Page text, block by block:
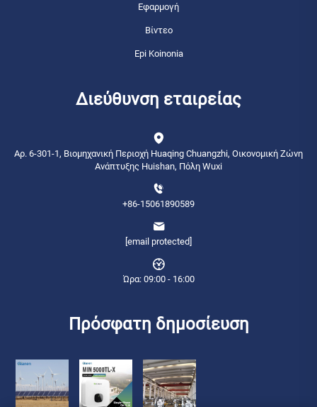
Εφαρμογή
Βίντεο
Epi Koinonia
Διεύθυνση εταιρείας
Αρ. 6-301-1, Βιομηχανική Περιοχή Huaqing Chuangzhi, Οικονομική Ζώνη
Ανάπτυξης Huishan, Πόλη Wuxi
+86-15061890589
[email protected]
Ώρα: 09:00 - 16:00
Πρόσφατη δημοσίευση